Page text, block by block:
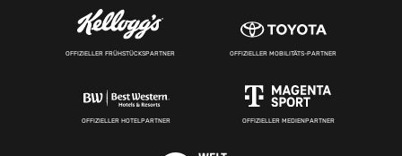
OFFIZIELLER FRÜHSTÜCKSPARTNER OFFIZIELLER MOBILITÄTS-PARTNER
OFFIZIELLER HOTELPARTNER OFFIZIELLER MEDIENPARTNER